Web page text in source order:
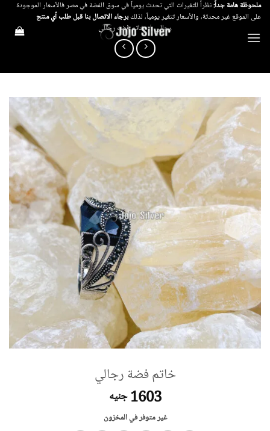
تخطي
للمحتوى
ملحوظة هامة جداً:نظراً للتغيرات التي تحدث يومياً في سوق الفضة في مصر فالأسعار الموجودة
على الموقع غير محدثة، والأسعار تتغير يومياً، لذلكبرجاء الاتصال بنا قبل طلب أي منتج
رجالي / خاتم فضه رجالى
خاتم فضة رجالي
1603 جنيه
غير متوفر في المخزون